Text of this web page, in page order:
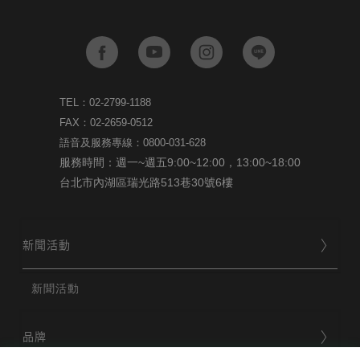
TEL：02-2799-1188
FAX：02-2659-0512
語音及服務專線：0800-031-628
服務時間：週一~週五9:00~12:00，13:00~18:00
台北市內湖區瑞光路513巷30號6樓
新聞活動
新聞活動
品牌